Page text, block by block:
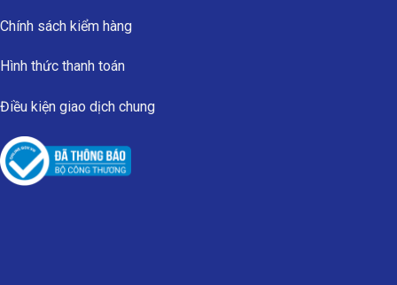
Chính sách kiểm hàng
Hình thức thanh toán
Điều kiện giao dịch chung